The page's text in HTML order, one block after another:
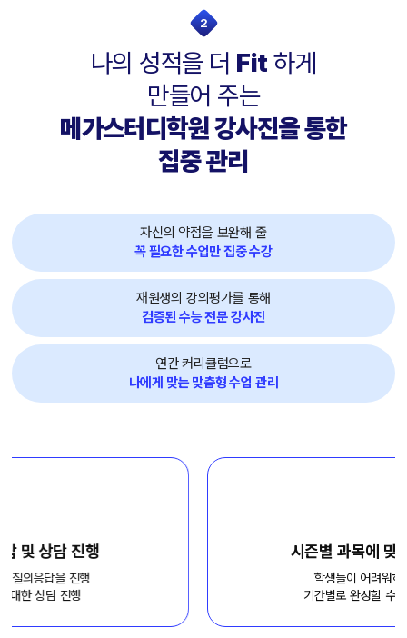
2
나의 성적을 더 Fit 하게
만들어 주는
메가스터디학원 강사진을 통한
집중 관리
자신의 약점을 보완해 줄
꼭 필요한 수업만 집중 수강
재원생의 강의평가를 통해
검증된 수능 전문 강사진
연간 커리큘럼으로
나에게 맞는 맞춤형 수업 관리
시즌별 과목에 맞는 테마 수업 병행
학생들이 어려워하는 과목별 테마를
기간별로 완성할 수 있는 특별 수업 개설